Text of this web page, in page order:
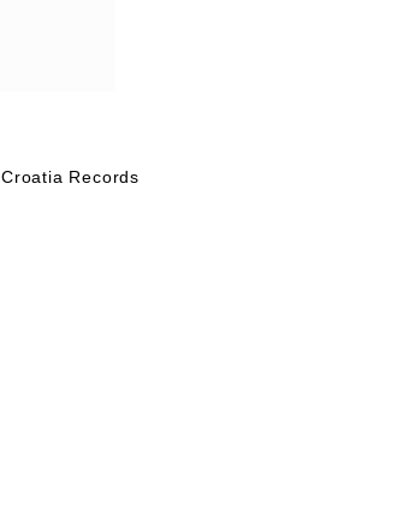
Croatia Records